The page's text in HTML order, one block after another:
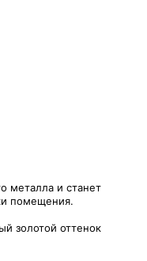
металла и станет
помещения.
золотой оттенок